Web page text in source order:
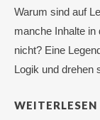
Warum sind auf
manche Inhalte in
nicht? Eine
Logik und drehen
WEITERLESEN